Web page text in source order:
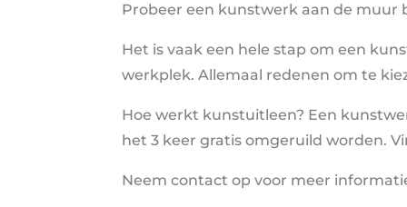
Probeer een kunstwerk aan de muur
Het is vaak een hele stap om een
werkplek. Allemaal redenen om te
Hoe werkt kunstuitleen? Een
het 3 keer gratis omgeruild worden.
Neem contact op voor meer